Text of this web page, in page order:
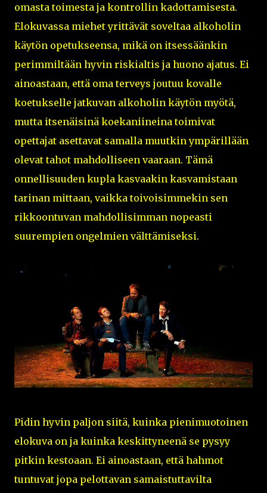
omasta toimesta ja kontrollin kadottamisesta.
Elokuvassa miehet yrittävät soveltaa alkoholin
käytön opetukseensa, mikä on itsessäänkin
perimmiltään hyvin riskialtis ja huono ajatus. Ei
ainoastaan, että oma terveys joutuu kovalle
koetukselle jatkuvan alkoholin käytön myötä,
mutta itsenäisinä koekaniineina toimivat
opettajat asettavat samalla muutkin ympärillään
olevat tahot mahdolliseen vaaraan. Tämä
onnellisuuden kupla kasvaakin kasvamistaan
tarinan mittaan, vaikka toivoisimmekin sen
rikkoontuvan mahdollisimman nopeasti
suurempien ongelmien välttämiseksi.
Pidin hyvin paljon siitä, kuinka pienimuotoinen
elokuva on ja kuinka keskittyneenä se pysyy
pitkin kestoaan. Ei ainoastaan, että hahmot
tuntuvat jopa pelottavan samaistuttavilta